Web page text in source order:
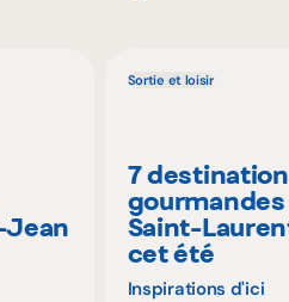
Jean
Sortie et loisir
7
gourmandes
Saint-
cet été
Inspirations d'ici